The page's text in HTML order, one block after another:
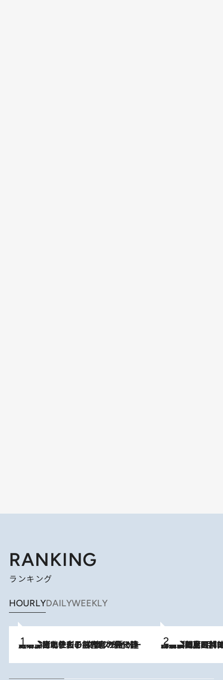
RANKING
ランキング
HOURLYDAILYWEEKLY
2026.8.3
《「文士の子ども被害者の会」発足！》阿川佐和子（72）が語る遠藤周作に北杜夫、劇作家・矢代静一の子どもたちの“文豪プライベート事件簿” 2026.8.8
「最後に見られてよかった」上野動物園の東園パンダ舎が解体前に特別公開。8月16日まで延長されたパネル展と共に辿る“半世紀”のパンダ飼育《解体工事の図面あり》